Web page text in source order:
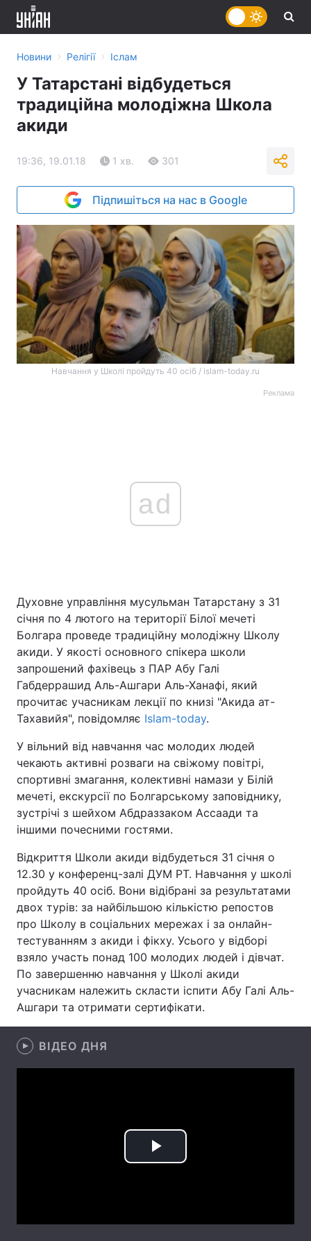
Головна Війна
Україна Політика
Економіка Світ
Наука
Техно і зв'язок Лайт
Зброя Інциденти
Здоров'я Туризм
Цікавинки Погода
Екологія Регіони
Лонгріди
Відео з Youtube Статті
Інтерв'ю Думки
Новини › Релігії › Іслам
У Татарстані відбудеться
традиційна молодіжна Школа
акиди
19:36, 19.01.18 1 хв. 301
Підпишіться на нас в Google
Навчання у Школі пройдуть 40 осіб / islam-today.ru
Реклама
ad
Духовне управління мусульман Татарстану з 31
січня по 4 лютого на території Білої мечеті
Болгара проведе традиційну молодіжну Школу
акиди. У якості основного спікера школи
запрошений фахівець з ПАР Абу Галі
Габдеррашид Аль-Ашгари Аль-Ханафі, який
прочитає учасникам лекції по книзі "Акида ат-
Тахавийя", повідомляє Islam-today.
У вільний від навчання час молодих людей
чекають активні розваги на свіжому повітрі,
спортивні змагання, колективні намази у Білій
мечеті, екскурсії по Болгарському заповіднику,
зустрічі з шейхом Абдраззаком Ассаади та
іншими почесними гостями.
Відкриття Школи акиди відбудеться 31 січня о
12.30 у конференц-залі ДУМ РТ. Навчання у школі
пройдуть 40 осіб. Вони відібрані за результатами
двох турів: за найбільшою кількістю репостов
про Школу в соціальних мережах і за онлайн-
тестуванням з акиди і фікху. Усього у відборі
взяло участь понад 100 молодих людей і дівчат.
По завершенню навчання у Школі акиди
учасникам належить скласти іспити Абу Галі Аль-
Ашгари та отримати сертифікати.
ВІДЕО ДНЯ
Play